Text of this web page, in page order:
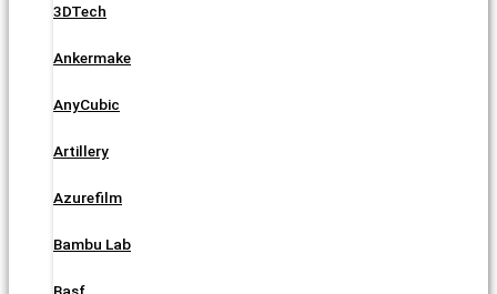
3DTech
Ankermake
AnyCubic
Artillery
Azurefilm
Bambu Lab
Basf